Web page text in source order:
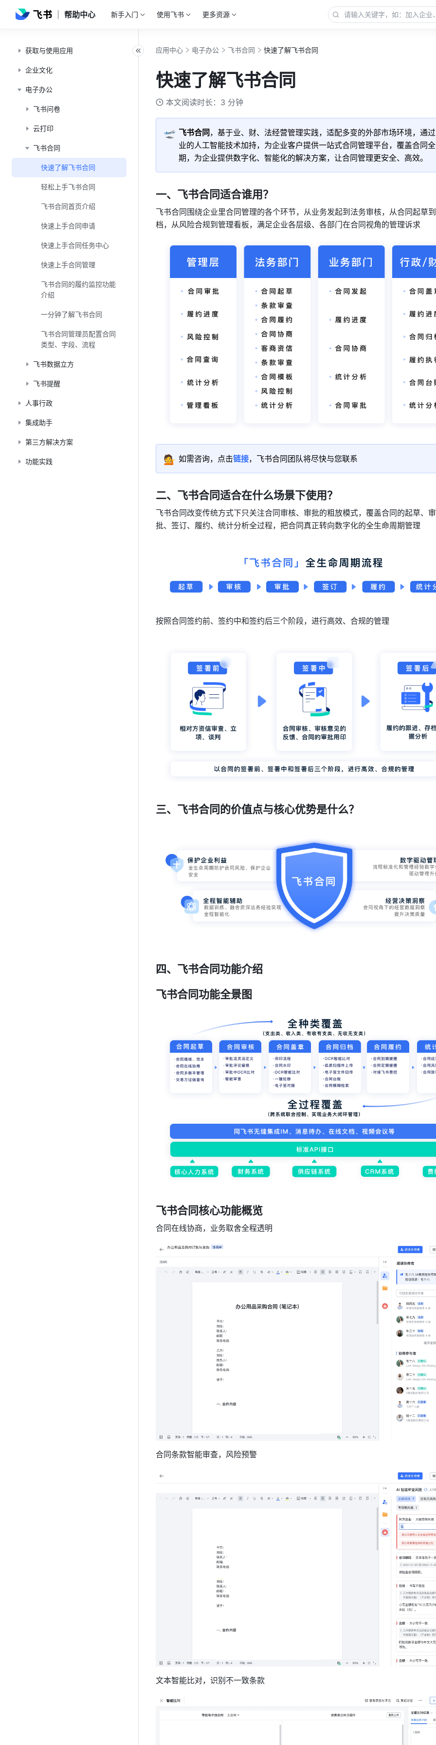
帮助中心 新手入门 使用飞书 更多资源
获取与使用应用
企业文化
电子办公
飞书问卷
云打印
飞书合同
快速了解飞书合同
轻松上手飞书合同
飞书合同首页介绍
快速上手合同申请
快速上手合同任务中心
快速上手合同管理
飞书合同的履约监控功能
介绍
一分钟了解飞书合同
飞书合同管理员配置合同
类型、字段、流程
飞书数据立方
飞书提醒
人事行政
集成助手
第三方解决方案
功能实践
应用中心 电子办公 飞书合同 快速了解飞书合同
快速了解飞书合同
本文阅读时长：3 分钟
🛫 飞书合同 ，基于业、财、法经营管理实践，适配多变的外部市场环境，通
业的人工智能技术加持，为企业客户提供一站式合同管理平台，覆盖合同
期，为企业提供数字化、智能化的解决方案，让合同管理更安全、高效。
一、飞书合同适合谁用？
飞书合同围绕企业里合同管理的各个环节，从业务发起到法务审核，从合同起草
档，从风险合规到管理看板，满足企业各层级、各部门在合同视角的管理诉求
💁 如需咨询，点击链接，飞书合同团队将尽快与您联系
二、飞书合同适合在什么场景下使用？
飞书合同改变传统方式下只关注合同审核、审批的粗放模式，覆盖合同的起草、
批、签订、履约、统计分析全过程，把合同真正转向数字化的全生命周期管理
按照合同签约前、签约中和签约后三个阶段，进行高效、合规的管理
三、飞书合同的价值点与核心优势是什么？
四、飞书合同功能介绍
飞书合同功能全景图
飞书合同核心功能概览
合同在线协商，业务取舍全程透明
合同条款智能审查，风险预警
文本智能比对，识别不一致条款